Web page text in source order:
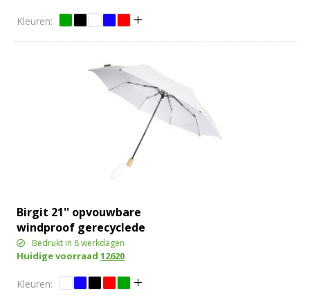
Birgit 21'' opvouwbare
windproof gerecyclede
PET-paraplu
Bedrukt in 8 werkdagen
Huidige voorraad12620